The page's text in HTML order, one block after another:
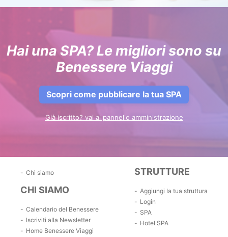
Hai una SPA? Le migliori sono su
Benessere Viaggi
Scopri come pubblicare la tua SPA
Già iscritto? vai al pannello amministrazione
Chi siamo
CHI SIAMO
Calendario del Benessere
Iscriviti alla Newsletter
Home Benessere Viaggi
STRUTTURE
Aggiungi la tua struttura
Login
SPA
Hotel SPA